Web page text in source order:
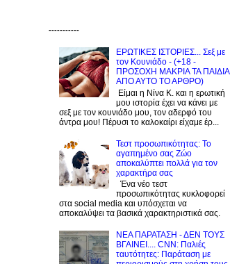
-----------
ΕΡΩΤΙΚΕΣ ΙΣΤΟΡΙΕΣ... Σεξ με
τον Kουνιάδο - (+18 -
ΠΡΟΣΟΧΗ ΜΑΚΡΙΑ ΤΑ ΠΑΙΔΙΑ
ΑΠΟ ΑΥΤΟ ΤΟ ΑΡΘΡΟ)
Είμαι η Νίνα Κ. και η ερωτική
μου ιστορία έχει να κάνει με
σεξ με τον κουνιάδο μου, τον αδερφό του
άντρα μου! Πέρυσι το καλοκαίρι είχαμε έρ...
Τεστ προσωπικότητας: Το
αγαπημένο σας Zώο
αποκαλύπτει πολλά για τον
χαρακτήρα σας
Ένα νέο τεστ
προσωπικότητας κυκλοφορεί
στα social media και υπόσχεται να
αποκαλύψει τα βασικά χαρακτηριστικά σας.
NEA ΠΑΡΑΤΑΣΗ - ΔΕΝ ΤΟΥΣ
ΒΓΑΙΝΕΙ.... CNN: Παλιές
ταυτότητες: Παράταση με